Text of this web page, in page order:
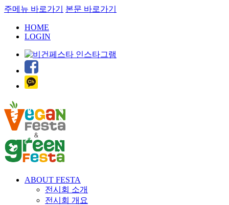
주메뉴 바로가기 본문 바로가기
HOME
LOGIN
ABOUT FESTA
전시회 소개
전시회 개요